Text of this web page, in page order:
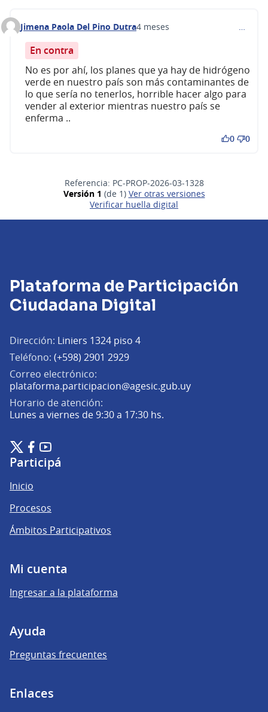
Comentario 680
Jimena Paola Del Pino Dutra4 meses
En contra
No es por ahí, los planes que ya hay de hidrógeno
verde en nuestro país son más contaminantes de
lo que sería no tenerlos, horrible hacer algo para
vender al exterior mientras nuestro país se
enferma ..
0 0
Referencia: PC-PROP-2026-03-1328
Versión 1 (de 1)
ver otras versiones
Verificar huella digital
Plataforma de Participación
Ciudadana Digital
Dirección: Liniers 1324 piso 4
Teléfono: (+598) 2901 2929
Correo electrónico:
plataforma.participacion@agesic.gub.uy(Abrir en una
Horario de atención:
Lunes a viernes de 9:30 a 17:30 hs.
Plataforma de Participación Ciudadana Digital en X
(Enlace externo)
Plataforma de Participación Ciudadana Digital en Facebook
(Enlace externo)
Plataforma de Participación Ciudadana Digital en
(Enlace externo)
Participá
Inicio
Procesos
Ámbitos Participativos
Mi cuenta
Ingresar a la plataforma
Ayuda
Preguntas frecuentes
Enlaces